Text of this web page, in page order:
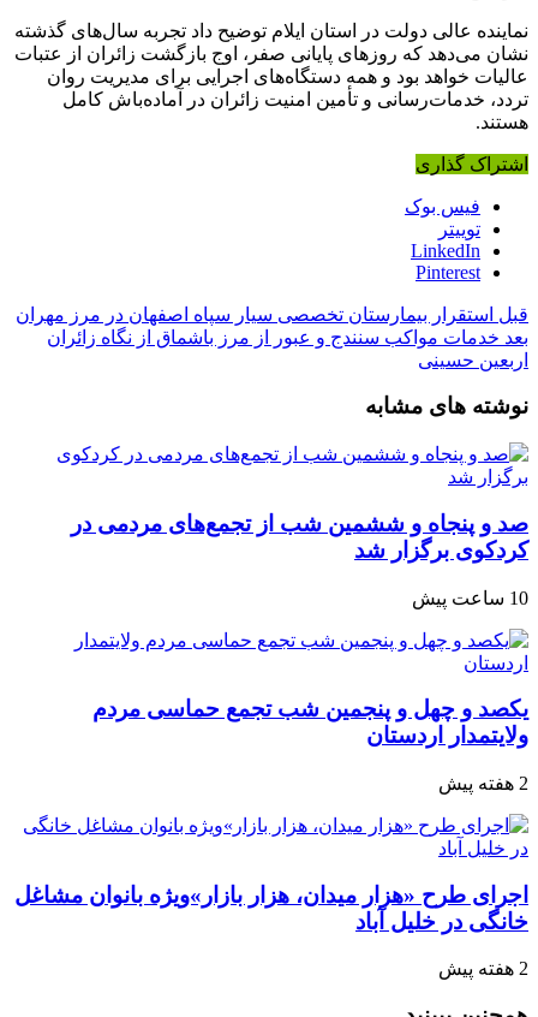
نماینده عالی دولت در استان ایلام توضیح داد تجربه سال‌های گذشته
نشان می‌دهد که روزهای پایانی صفر، اوج بازگشت زائران از عتبات
عالیات خواهد بود و همه دستگاه‌های اجرایی برای مدیریت روان
تردد، خدمات‌رسانی و تأمین امنیت زائران در آماده‌باش کامل
هستند.
اشتراک گذاری
فیس بوک
توییتر
LinkedIn
Pinterest
قبل استقرار بیمارستان تخصصی سیار سپاه اصفهان در مرز مهران
بعد خدمات مواکب سنندج و عبور از مرز باشماق از نگاه زائران
اربعین حسینی
نوشته های مشابه
صد و پنجاه‌ و ششمین شب از تجمع‌های مردمی در
کردکوی برگزار شد
10 ساعت پیش
یکصد و چهل و پنجمین شب تجمع‌ حماسی مردم‌
ولایتمدار اردستان
2 هفته پیش
اجرای طرح «هزار میدان، هزار بازار»ویژه بانوان مشاغل
خانگی در خلیل آباد
2 هفته پیش